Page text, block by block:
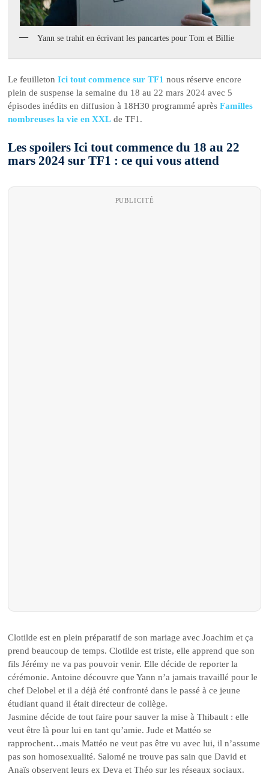
Yann se trahit en écrivant les pancartes pour Tom et Billie
Le feuilletonIci tout commence sur TF1nous réserve encore
plein de suspense la semaine du 18 au 22 mars 2024 avec 5
épisodes inédits en diffusion à 18H30 programmé aprèsFamilles
nombreuses la vie en XXL de TF1.
Les spoilers Ici tout commence du 18 au 22
mars 2024 sur TF1 : ce qui vous attend
PUBLICITÉ
Clotilde est en plein préparatif de son mariage avec Joachim et ça
prend beaucoup de temps. Clotilde est triste, elle apprend que son
fils Jérémy ne va pas pouvoir venir. Elle décide de reporter la
cérémonie. Antoine découvre que Yann n’a jamais travaillé pour le
chef Delobel et il a déjà été confronté dans le passé à ce jeune
étudiant quand il était directeur de collège.
Jasmine décide de tout faire pour sauver la mise à Thibault : elle
veut être là pour lui en tant qu’amie. Jude et Mattéo se
rapprochent…mais Mattéo ne veut pas être vu avec lui, il n’assume
pas son homosexualité. Salomé ne trouve pas sain que David et
Anaïs observent leurs ex Deva et Théo sur les réseaux sociaux.